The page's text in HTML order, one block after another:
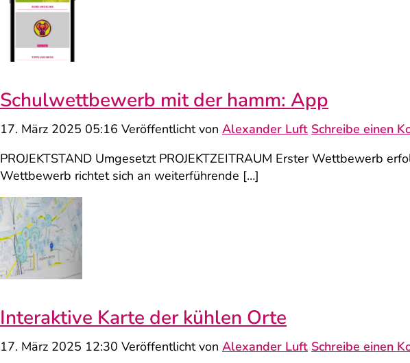
Schulwettbewerb mit der hamm: App
17. März 2025 05:16 Veröffentlicht von Alexander Luft Schreibe einen
PROJEKTSTAND Umgesetzt PROJEKTZEITRAUM Erster Wettbewerb
Wettbewerb richtet sich an weiterführende […]
Interaktive Karte der kühlen Orte
17. März 2025 12:30 Veröffentlicht von Alexander Luft Schreibe einen